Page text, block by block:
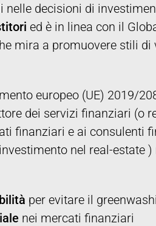
decisioni di
ed è in linea con il
mira a promuovere stili di
europeo (UE) 2019/
dei servizi finanziari (o
finanziari e ai consulenti
nel real-estate )
per evitare il
nei mercati finanziari